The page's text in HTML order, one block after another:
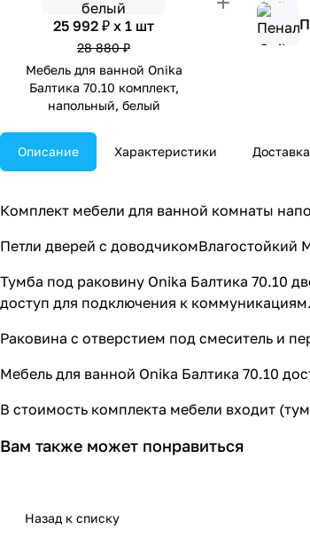
25 992 ₽ x 1 шт
28 880 ₽
Мебель для ванной Onika
Балтика 70.10 комплект,
напольный, белый
Описание Характеристики Доставка
Комплект мебели для ванной комнаты
Петли дверей с
Тумба под раковину Onika Балтика 70.10
доступ для подключения к
Раковина с отверстием под смеситель и
Мебель для ванной Onika Балтика 70.10
В стоимость комплекта мебели входит
Вам также может понравиться
Назад к списку